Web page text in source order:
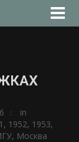
in
, 1952, 1953,
, Москва